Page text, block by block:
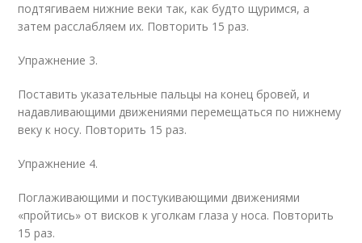
подтягиваем нижние веки так, как будто щуримся, а
затем расслабляем их. Повторить 15 раз.
Упражнение 3.
Поставить указательные пальцы на конец бровей, и
надавливающими движениями перемещаться по нижнему
веку к носу. Повторить 15 раз.
Упражнение 4.
Поглаживающими и постукивающими движениями
«пройтись» от висков к уголкам глаза у носа. Повторить
15 раз.